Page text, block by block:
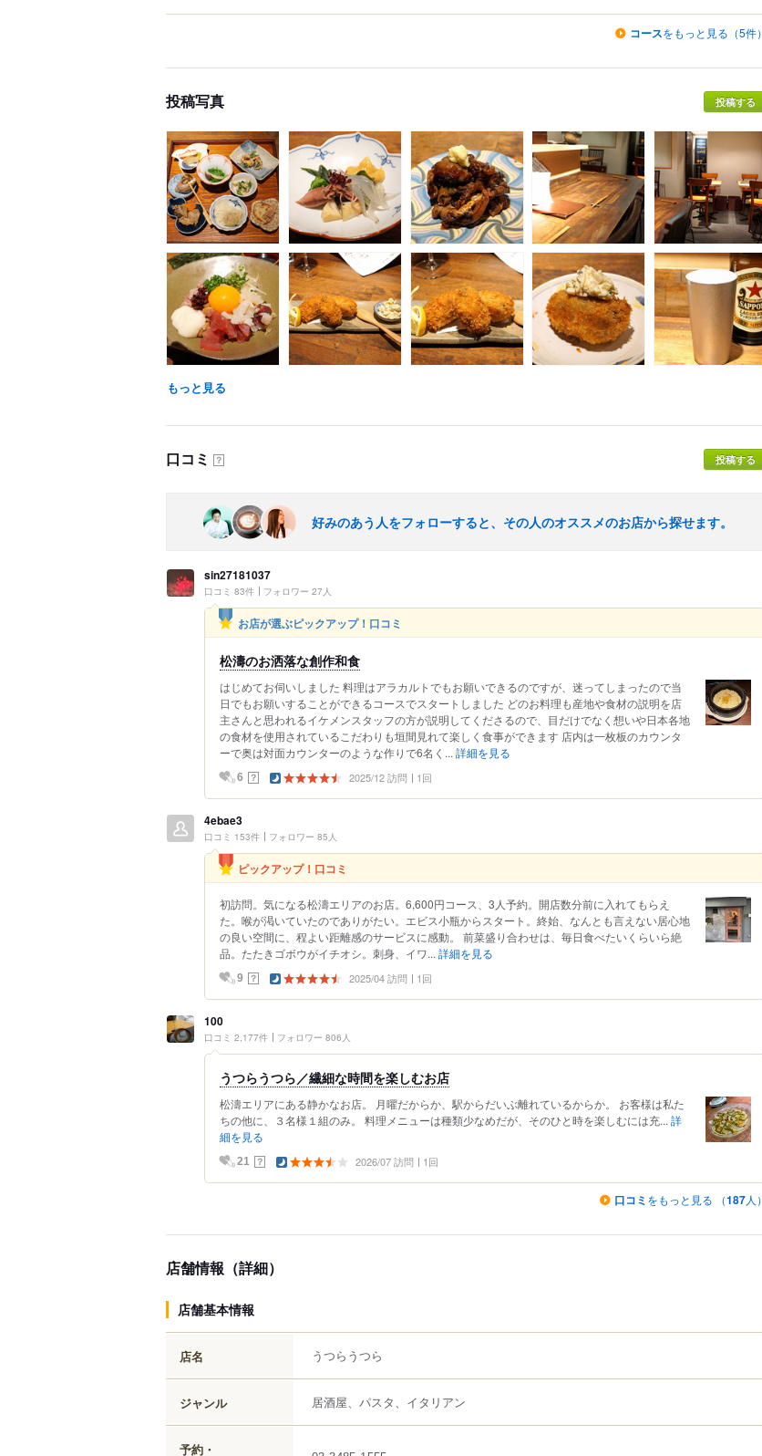
コースをもっと見る（5件）
投稿写真 投稿する
もっと見る
口コミ ？ 投稿する
好みのあう人をフォローすると、その人のオススメのお店から探せます。
sin27181037
口コミ 83件 フォロワー 27人
お店が選ぶピックアップ！口コミ
松濤のお洒落な創作和食
はじめてお伺いしました 料理はアラカルトでもお願いできるのですが、迷ってしまったので当
日でもお願いすることができるコースでスタートしました どのお料理も産地や食材の説明を店
主さんと思われるイケメンスタッフの方が説明してくださるので、目だけでなく想いや日本各地
の食材を使用されているこだわりも垣間見れて楽しく食事ができます 店内は一枚板のカウンタ
ーで奥は対面カウンターのような作りで6名く... 詳細を見る
6 ？ 2025/12 訪問 1回
4ebae3
口コミ 153件 フォロワー 85人
ピックアップ！口コミ
初訪問。気になる松濤エリアのお店。6,600円コース、3人予約。開店数分前に入れてもらえ
た。喉が渇いていたのでありがたい。エビス小瓶からスタート。終始、なんとも言えない居心地
の良い空間に、程よい距離感のサービスに感動。 前菜盛り合わせは、毎日食べたいくらいら絶
品。たたきゴボウがイチオシ。刺身、イワ... 詳細を見る
9 ？ 2025/04 訪問 1回
100
口コミ 2,177件 フォロワー 806人
うつらうつら／繊細な時間を楽しむお店
松濤エリアにある静かなお店。 月曜だからか、駅からだいぶ離れているからか。 お客様は私た
ちの他に、３名様１組のみ。 料理メニューは種類少なめだが、そのひと時を楽しむには充... 詳
細を見る
21 ？ 2026/07 訪問 1回
口コミ をもっと見る （187人）
店舗情報（詳細）
店舗基本情報
店名 うつらうつら
ジャンル 居酒屋、パスタ、イタリアン
予約・